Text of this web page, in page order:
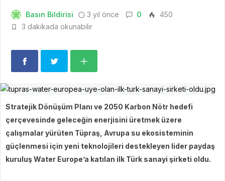
Basın Bildirisi 3 yıl önce 0
450
3 dakikada okunabilir
Stratejik Dönüşüm Planı ve 2050 Karbon Nötr hedefi
çerçevesinde geleceğin enerjisini üretmek üzere
çalışmalar yürüten Tüpraş, Avrupa su ekosisteminin
güçlenmesi için yeni teknolojileri destekleyen lider paydaş
kuruluş Water Europe’a katılan ilk Türk sanayi şirketi oldu.